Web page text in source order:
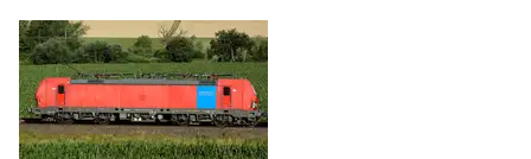
Kalkzüge
Kessel- und Silozüge
KLV Containerzüge
KLV gemischt